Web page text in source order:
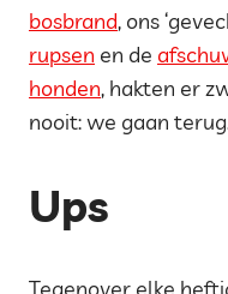
bosbrand, ons
rupsen en de
honden, hakten er
nooit: we gaan
Ups